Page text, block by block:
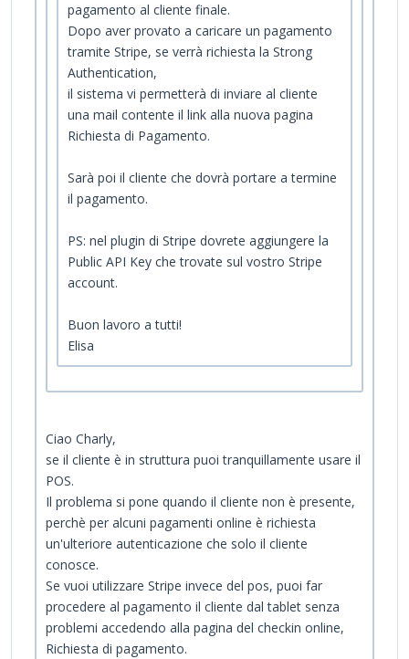
pagamento al cliente finale.
Dopo aver provato a caricare un pagamento
tramite Stripe, se verrà richiesta la Strong
Authentication,
il sistema vi permetterà di inviare al cliente
una mail contente il link alla nuova pagina
Richiesta di Pagamento.
Sarà poi il cliente che dovrà portare a termine
il pagamento.
PS: nel plugin di Stripe dovrete aggiungere la
Public API Key che trovate sul vostro Stripe
account.
Buon lavoro a tutti!
Elisa
Ciao Charly,
se il cliente è in struttura puoi tranquillamente usare il
POS.
Il problema si pone quando il cliente non è presente,
perchè per alcuni pagamenti online è richiesta
un'ulteriore autenticazione che solo il cliente
conosce.
Se vuoi utilizzare Stripe invece del pos, puoi far
procedere al pagamento il cliente dal tablet senza
problemi accedendo alla pagina del checkin online,
Richiesta di pagamento.